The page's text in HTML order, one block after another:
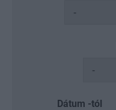
Dátum -tól